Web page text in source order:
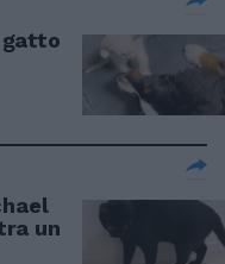
gatto
un